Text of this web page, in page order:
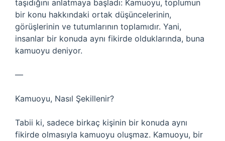
taşıdığını anlatmaya başladı: Kamuoyu, toplumun
bir konu hakkındaki ortak düşüncelerinin,
görüşlerinin ve tutumlarının toplamıdır. Yani,
insanlar bir konuda aynı fikirde olduklarında, buna
kamuoyu deniyor.
—
Kamuoyu, Nasıl Şekillenir?
Tabii ki, sadece birkaç kişinin bir konuda aynı
fikirde olmasıyla kamuoyu oluşmaz. Kamuoyu, bir